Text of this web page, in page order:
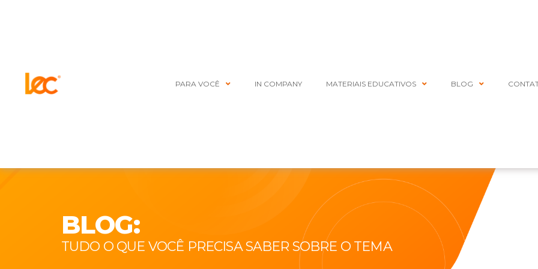
PARA VOCÊ IN COMPANY MATERIAIS EDUCATIVOS BLOG
BLOG:
TUDO O QUE VOCÊ PRECISA SABER SOBRE O TEMA